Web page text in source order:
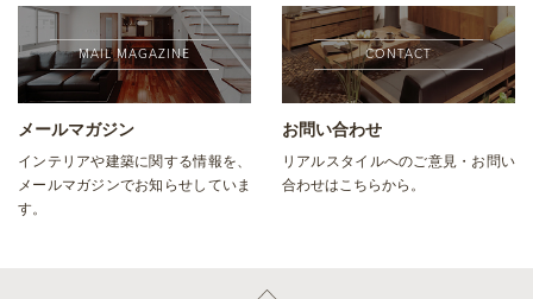
MAIL MAGAZINE
メールマガジン
インテリアや建築に関する情報を、
メールマガジンでお知らせしていま
す。
CONTACT
お問い合わせ
リアルスタイルへのご意見・お問い
合わせはこちらから。